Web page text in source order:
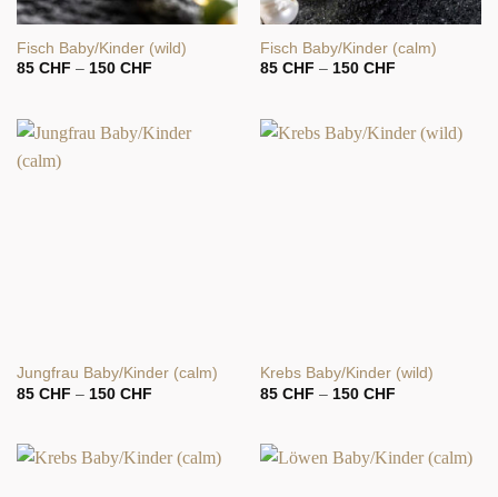
Fisch Baby/Kinder (wild)
85 CHF – 150 CHFPreisspanne:
Fisch Baby/Kinder (calm)
85 CHF – 150 CHFPreisspanne:
Jungfrau Baby/Kinder (calm)
85 CHF – 150 CHFPreisspanne:
Krebs Baby/Kinder (wild)
85 CHF – 150 CHFPreisspanne: